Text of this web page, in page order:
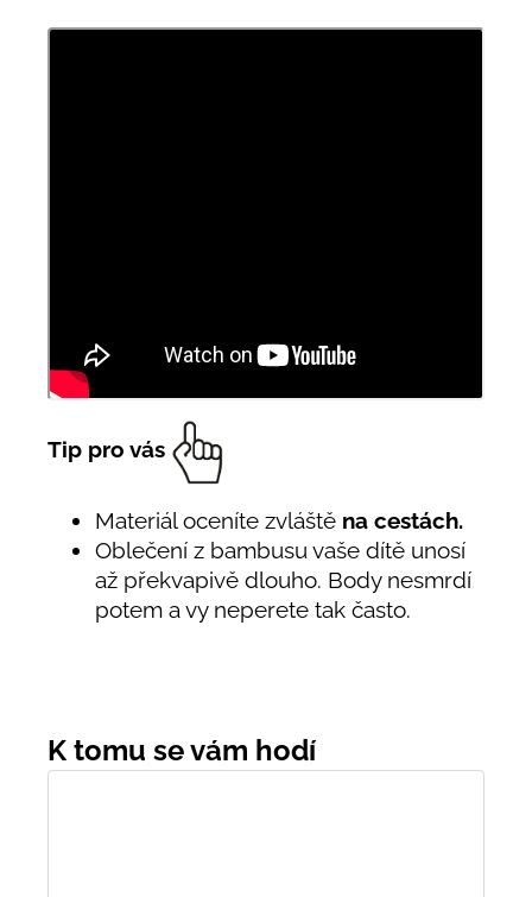
Tip pro vás
Materiál oceníte zvláště na cestách.
Oblečení z bambusu vaše dítě unosí
až překvapivě dlouho. Body nesmrdí
potem a vy neperete tak často.